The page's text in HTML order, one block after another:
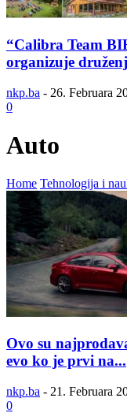
“Calibra Team
organizuje
nkp.ba - 26. Februara
0
Auto
Home Tehnologija i
Ovo su
evo ko je prvi na...
nkp.ba - 21. Februara
0